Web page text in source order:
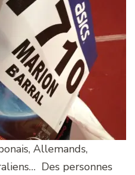
Allemands,
Des personnes